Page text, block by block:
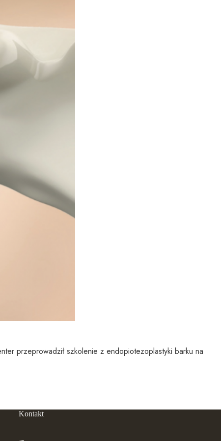
przeprowadził szkolenie z endopiotezoplastyki barku na
Kontakt